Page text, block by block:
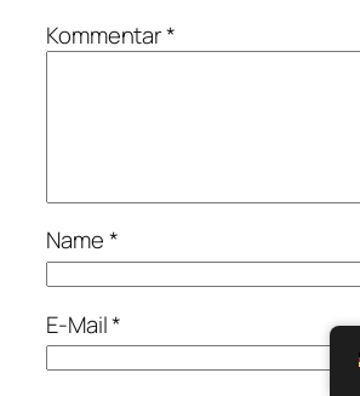
Kommentar*
Name*
E-Mail*